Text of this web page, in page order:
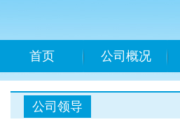
首页 公司概况
公司领导